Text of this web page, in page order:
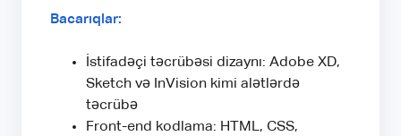
Bacarıqlar:
İstifadəçi təcrübəsi dizaynı: Adobe XD,
Sketch və InVision kimi alətlərdə
təcrübə
Front-end kodlama: HTML, CSS,